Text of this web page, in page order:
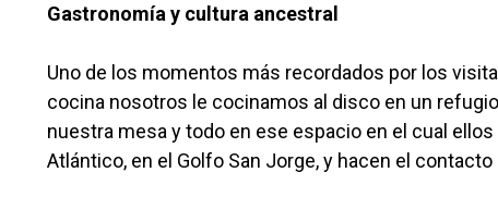
Gastronomía y cultura ancestral
Uno de los momentos más recordados por los
cocina nosotros le cocinamos al disco en un
nuestra mesa y todo en ese espacio en el cual
Atlántico, en el Golfo San Jorge, y hacen el contacto